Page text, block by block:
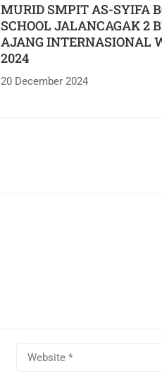
MURID SMPIT AS-SYIFA
SCHOOL JALANCAGAK 2
AJANG INTERNASIONAL
2024
20 December 2024